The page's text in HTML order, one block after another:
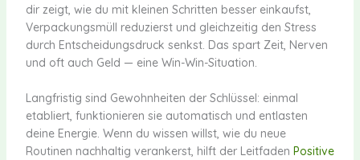
dir zeigt, wie du mit kleinen Schritten besser einkaufst,
Verpackungsmüll reduzierst und gleichzeitig den Stress
durch Entscheidungsdruck senkst. Das spart Zeit, Nerven
und oft auch Geld — eine Win-Win-Situation.
Langfristig sind Gewohnheiten der Schlüssel: einmal
etabliert, funktionieren sie automatisch und entlasten
deine Energie. Wenn du wissen willst, wie du neue
Routinen nachhaltig verankerst, hilft der Leitfaden Positive